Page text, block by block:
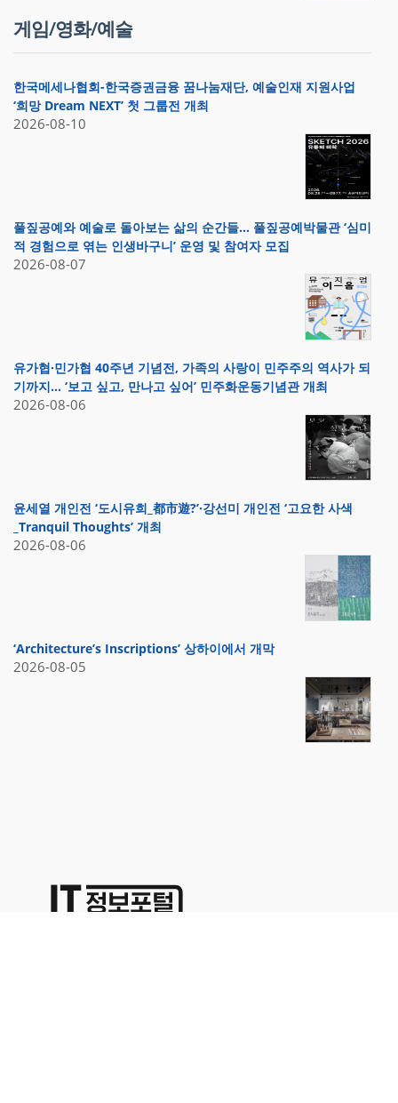
게임/영화/예술
한국메세나협회-한국증권금융 꿈나눔재단, 예술인재 지원사업
‘희망 Dream NEXT’ 첫 그룹전 개최
2026-08-10
풀짚공예와 예술로 돌아보는 삶의 순간들… 풀짚공예박물관 ‘심미
적 경험으로 엮는 인생바구니’ 운영 및 참여자 모집
2026-08-07
유가협·민가협 40주년 기념전, 가족의 사랑이 민주주의 역사가 되
기까지… ‘보고 싶고, 만나고 싶어’ 민주화운동기념관 개최
2026-08-06
윤세열 개인전 ‘도시유희_都市遊?’·강선미 개인전 ‘고요한 사색
_Tranquil Thoughts’ 개최
2026-08-06
‘Architecture’s Inscriptions’ 상하이에서 개막
2026-08-05